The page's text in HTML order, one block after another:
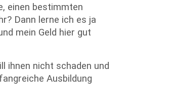
einen bestimmten
Dann lerne ich es ja
mein Geld hier gut
ihnen nicht schaden und
Ausbildung